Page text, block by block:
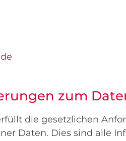
zum
die gesetzlichen
Daten. Dies sind alle